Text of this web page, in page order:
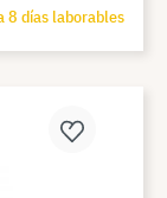
8 días laborables